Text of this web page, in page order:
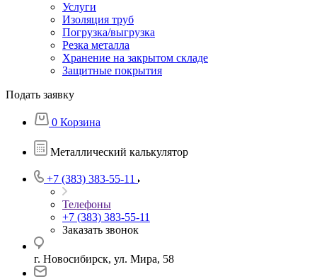
Услуги
Изоляция труб
Погрузка/выгрузка
Резка металла
Хранение на закрытом складе
Защитные покрытия
Подать заявку
0 Корзина
Металлический калькулятор
+7 (383) 383-55-11
Телефоны
+7 (383) 383-55-11
Заказать звонок
г. Новосибирск, ул. Мира, 58